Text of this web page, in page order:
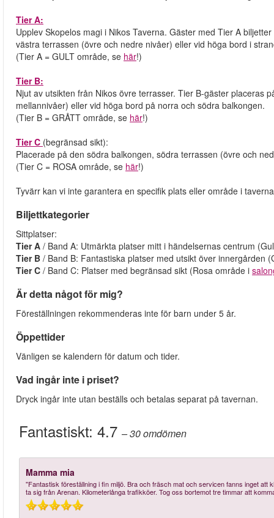
Tier A:
Upplev Skopelos magi i Nikos Taverna. Gäster med Tier A
västra terrassen (övre och nedre nivåer) eller vid höga bord i
(Tier A = GULT område, se här!)
Tier B:
Njut av utsikten från Nikos övre terrasser. Tier B-gäster placeras
mellannivåer) eller vid höga bord på norra och södra balkongen.
(Tier B = GRÅTT område, se här!)
Tier C (begränsad sikt):
Placerade på den södra balkongen, södra terrassen (övre och
(Tier C = ROSA område, se här!)
Tyvärr kan vi inte garantera en specifik plats eller område i
Biljettkategorier
Sittplatser:
Tier A / Band A: Utmärkta platser mitt i händelsernas centrum
Tier B / Band B: Fantastiska platser med utsikt över innergården
Tier C / Band C: Platser med begränsad sikt (Rosa område i
Är detta något för mig?
Föreställningen rekommenderas inte för barn under 5 år.
Öppettider
Vänligen se kalendern för datum och tider.
Vad ingår inte i priset?
Dryck ingår inte utan beställs och betalas separat på tavernan.
Fantastiskt: 4.7 – 30omdömen
Mamma mia
"Fantastisk föreställning i fin miljö. Bra och fräsch mat och servicen fanns inget
ta sig från Arenan. Kilometerlånga trafikköer. Tog oss bortemot tre timmar att